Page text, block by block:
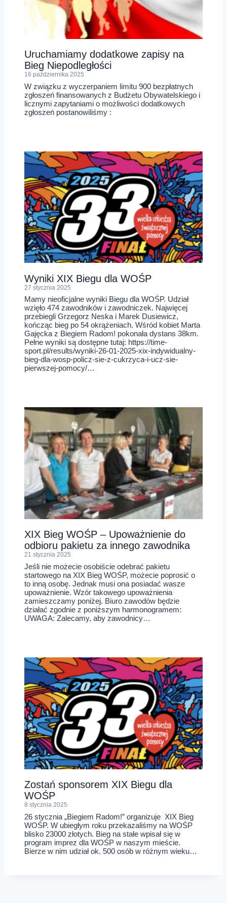
Uruchamiamy dodatkowe zapisy na
Bieg Niepodległości
16 października 2025
W związku z wyczerpaniem limitu 900 bezpłatnych
zgłoszeń finansowanych z Budżetu Obywatelskiego i
licznymi zapytaniami o możliwości dodatkowych
zgłoszeń postanowiliśmy :
Wyniki XIX Biegu dla WOŚP
27 stycznia 2025
Mamy nieoficjalne wyniki Biegu dla WOŚP. Udział
wzięło 474 zawodników i zawodniczek. Najwięcej
przebiegli Grzegorz Neska i Marek Dusiewicz,
kończąc bieg po 54 okrążeniach. Wśród kobiet Marta
Gajęcka z Biegiem Radom! pokonała dystans 38km.
Pełne wyniki są dostępne tutaj: https://time-
sport.pl/results/wyniki-26-01-2025-xix-indywidualny-
bieg-dla-wosp-policz-sie-z-cukrzyca-i-ucz-sie-
pierwszej-pomocy/…
XIX Bieg WOŚP – Upoważnienie do
odbioru pakietu za innego zawodnika
21 stycznia 2025
Jeśli nie możecie osobiście odebrać pakietu
startowego na XIX Bieg WOŚP, możecie poprosić o
to inną osobę. Jednak musi ona posiadać wasze
upoważnienie. Wzór takowego upoważnienia
zamieszczamy poniżej. Biuro zawodów będzie
działać zgodnie z poniższym harmonogramem:
UWAGA: Zalecamy, aby zawodnicy…
Zostań sponsorem XIX Biegu dla
WOŚP
8 stycznia 2025
26 stycznia „Biegiem Radom!” organizuje XIX Bieg
WOŚP. W ubiegłym roku przekazaliśmy na WOŚP
blisko 23000 złotych. Bieg na stałe wpisał się w
program imprez dla WOŚP w naszym mieście.
Bierze w nim udział ok. 500 osób w różnym wieku…